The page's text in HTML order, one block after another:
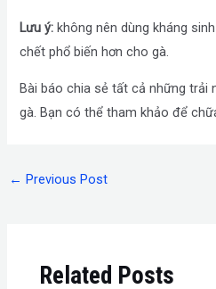
Lưu ý: không nên dùng kháng
chết phổ biến hơn cho gà.
Bài báo chia sẻ tất cả những trải
gà. Bạn có thể tham khảo để
← Previous Post
Related Posts